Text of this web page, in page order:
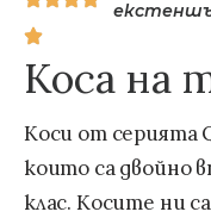
Коса на
Коси от серията
които са двойно
клас. Косите ни